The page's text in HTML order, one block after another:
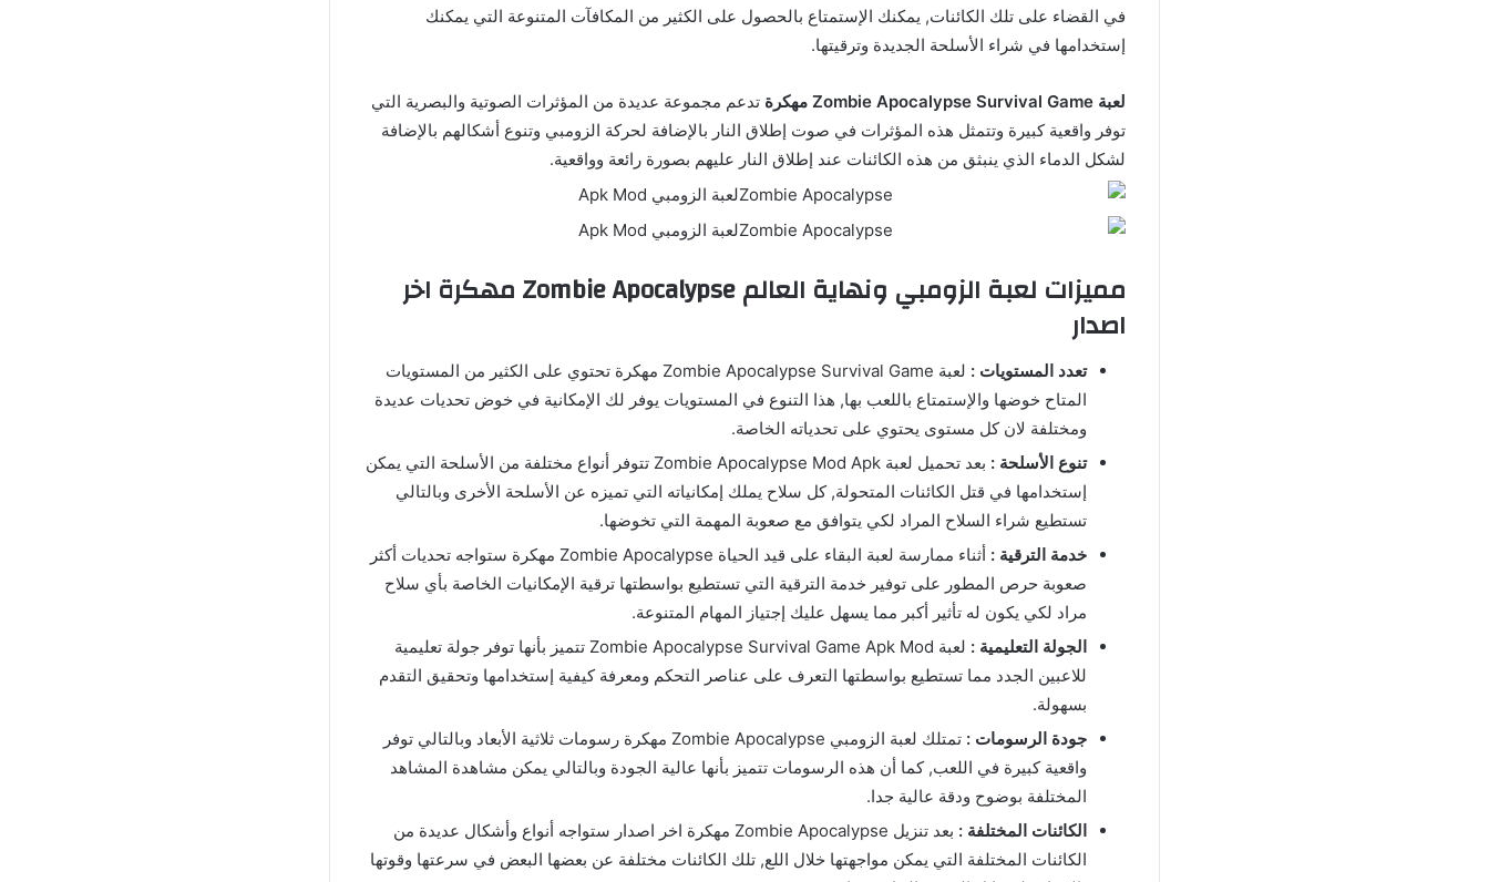
في القضاء على تلك الكائنات, يمكنك الإستمتاع بالحصول على الكثير من المكافآت المتنوعة التي يمكنك
إستخدامها في شراء الأسلحة الجديدة وترقيتها.
لعبة Zombie Apocalypse Survival Game مهكرة
تدعم مجموعة عديدة من المؤثرات الصوتية والبصرية التي
توفر واقعية كبيرة وتتمثل هذه المؤثرات في صوت إطلاق النار بالإضافة لحركة الزومبي وتنوع أشكالهم بالإضافة
لشكل الدماء الذي ينبثق من هذه الكائنات عند إطلاق النار عليهم بصورة رائعة وواقعية.
مميزات لعبة الزومبي ونهاية العالم Zombie Apocalypse مهكرة اخر
اصدار
تعدد المستويات :
لعبة Zombie Apocalypse Survival Game مهكرة تحتوي على الكثير من المستويات
المتاح خوضها والإستمتاع باللعب بها, هذا التنوع في المستويات يوفر لك الإمكانية في خوض تحديات عديدة
ومختلفة لان كل مستوى يحتوي على تحدياته الخاصة.
تنوع الأسلحة :
بعد تحميل لعبة Zombie Apocalypse Mod Apk تتوفر أنواع مختلفة من الأسلحة التي يمكن
إستخدامها في قتل الكائنات المتحولة, كل سلاح يملك إمكانياته التي تميزه عن الأسلحة الأخرى وبالتالي
تستطيع شراء السلاح المراد لكي يتوافق مع صعوبة المهمة التي تخوضها.
خدمة الترقية :
أثناء ممارسة لعبة البقاء على قيد الحياة Zombie Apocalypse مهكرة ستواجه تحديات أكثر
صعوبة حرص المطور على توفير خدمة الترقية التي تستطيع بواسطتها ترقية الإمكانيات الخاصة بأي سلاح
مراد لكي يكون له تأثير أكبر مما يسهل عليك إجتياز المهام المتنوعة.
الجولة التعليمية :
لعبة Zombie Apocalypse Survival Game Apk Mod تتميز بأنها توفر جولة تعليمية
للاعبين الجدد مما تستطيع بواسطتها التعرف على عناصر التحكم ومعرفة كيفية إستخدامها وتحقيق التقدم
بسهولة.
جودة الرسومات :
تمتلك لعبة الزومبي Zombie Apocalypse مهكرة رسومات ثلاثية الأبعاد وبالتالي توفر
واقعية كبيرة في اللعب, كما أن هذه الرسومات تتميز بأنها عالية الجودة وبالتالي يمكن مشاهدة المشاهد
المختلفة بوضوح ودقة عالية جدا.
الكائنات المختلفة :
بعد تنزيل Zombie Apocalypse مهكرة اخر اصدار ستواجه أنواع وأشكال عديدة من
الكائنات المختلفة التي يمكن مواجهتها خلال اللع, تلك الكائنات مختلفة عن بعضها البعض في سرعتها وقوتها